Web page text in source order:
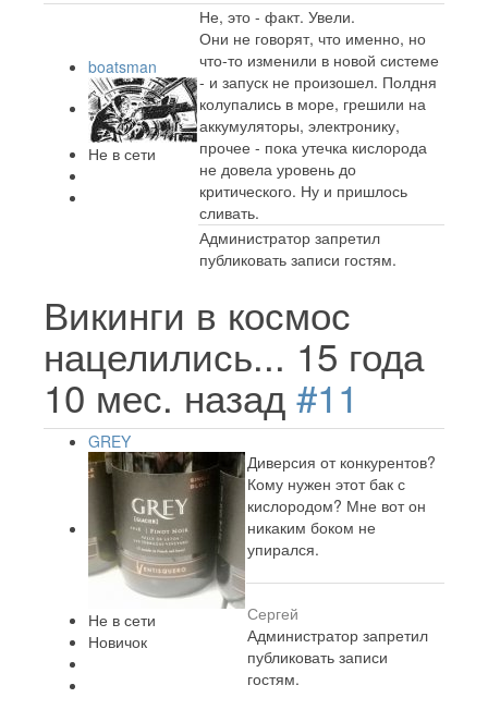
boatsman
Не в сети
Не, это - факт. Увели.
Они не говорят, что именно, но
что-то изменили в новой системе
- и запуск не произошел. Полдня
колупались в море, грешили на
аккумуляторы, электронику,
прочее - пока утечка кислорода
не довела уровень до
критического. Ну и пришлось
сливать.
Администратор запретил
публиковать записи гостям.
Викинги в космос
нацелились... 15 года
10 мес. назад #11
GREY
Не в сети
Новичок
Диверсия от конкурентов?
Кому нужен этот бак с
кислородом? Мне вот он
никаким боком не
упирался.
Сергей
Администратор запретил
публиковать записи
гостям.